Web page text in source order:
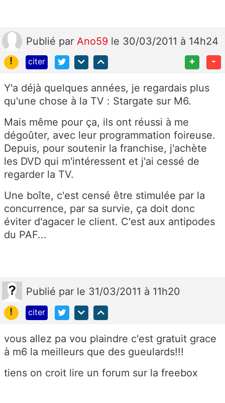
Publié par Ano59 le 30/03/2011 à 14h24
!
citer + -
Y'a déjà quelques années, je regardais plus
qu'une chose à la TV : Stargate sur M6.
Mais même pour ça, ils ont réussi à me
dégoûter, avec leur programmation foireuse.
Depuis, pour soutenir la franchise, j'achète
les DVD qui m'intéressent et j'ai cessé de
regarder la TV.
Une boîte, c'est censé être stimulée par la
concurrence, par sa survie, ça doit donc
éviter d'agacer le client. C'est aux antipodes
du PAF...
Publié par le 31/03/2011 à 11h20
!
citer
vous allez pa vou plaindre c'est gratuit grace
à m6 la meilleurs que des gueulards!!!
tiens on croit lire un forum sur la freebox